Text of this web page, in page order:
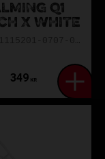
Q1
X WHITE
349 KR